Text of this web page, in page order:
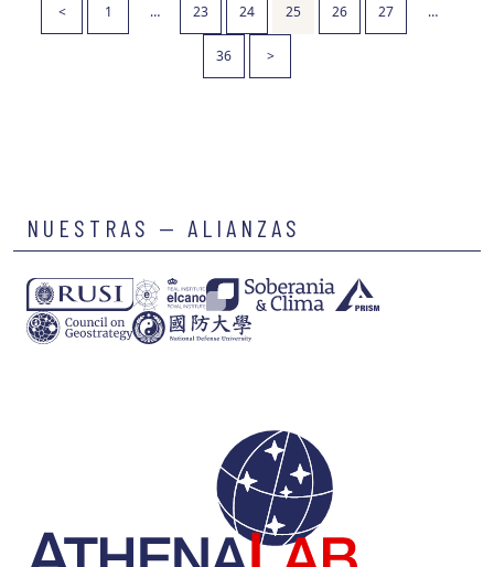
< 1 … 23 24 25 26 27 …
36 >
NUESTRAS — ALIANZAS